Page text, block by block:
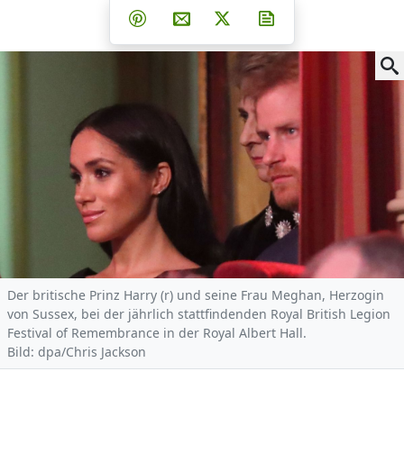
Teilen auf Facebook
Teilen auf Whatsapp
Teilen auf Telegram
Teilen auf Pinterest
Per E-Mail teilen
Post auf X
Der britische Prinz Harry (r) und seine Frau Meghan, Herzogin
von Sussex, bei der jährlich stattfindenden Royal British Legion
Festival of Remembrance in der Royal Albert Hall.
Bild: dpa/Chris Jackson